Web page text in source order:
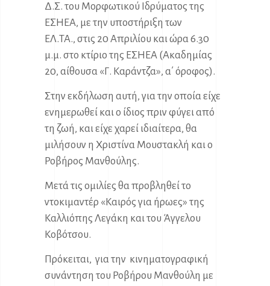
Δ.Σ. του Μορφωτικού Ιδρύματος της
ΕΣΗΕΑ, με την υποστήριξη των
ΕΛ.ΤΑ., στις 20 Απριλίου και ώρα 6.30
μ.μ. στο κτίριο της ΕΣΗΕΑ (Ακαδημίας
20, αίθουσα «Γ. Καράντζα», α΄ όροφος).
Στην εκδήλωση αυτή, για την οποία είχε
ενημερωθεί και ο ίδιος πριν φύγει από
τη ζωή, και είχε χαρεί ιδιαίτερα, θα
μιλήσουν η Χριστίνα Μουστακλή και ο
Ροβήρος Μανθούλης.
Μετά τις ομιλίες θα προβληθεί το
ντοκιμαντέρ «Καιρός για ήρωες» της
Καλλιόπης Λεγάκη και του Άγγελου
Κοβότσου.
Πρόκειται, για την κινηματογραφική
συνάντηση του Ροβήρου Μανθούλη με